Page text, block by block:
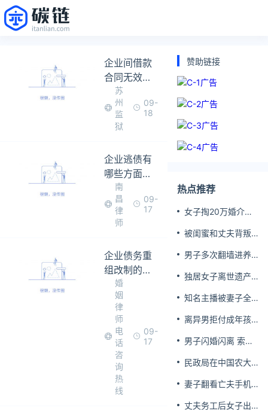
企业间借款
合同无效该
怎么办
苏
州
监
狱
09-
18
企业逃债有
哪些方面的
危害
南
昌
律
师
09-
17
企业债务重
组改制的方
案有哪些
婚
姻
律
师
电
话
咨
询
热
线
09-
17
赞助链接
热点推荐
女子掏20万婚介费
被闺蜜和丈夫背叛
男子多次翻墙进养
独居女子离世遗产
知名主播被妻子全
后反被对簿公堂
离异男拒付成年孩
男子闪婚闪离 索还
民政局在中国农大
妻子翻看亡夫手机
婚外情，双方互相
丈夫务工后女子出